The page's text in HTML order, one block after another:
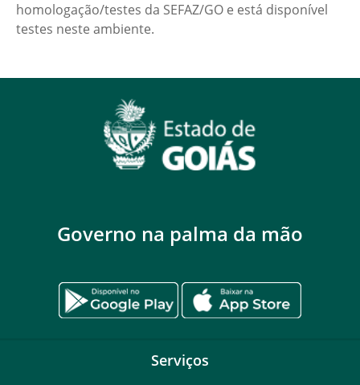
homologação/testes da SEFAZ/GO e está disponível
testes neste ambiente.
Governo na palma da mão
Serviços